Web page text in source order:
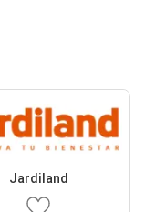
Jardiland